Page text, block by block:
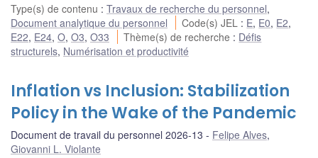
Type(s) de contenu : Travaux de recherche du personnel,
Document analytique du personnel
Code(s) JEL : E, E0, E2,
E22, E24, O, O3, O33 Thème(s) de recherche : Défis
structurels, Numérisation et productivité
Inflation vs Inclusion: Stabilization
Policy in the Wake of the Pandemic
Document de travail du personnel 2026-13 Felipe Alves,
Giovanni L. Violante